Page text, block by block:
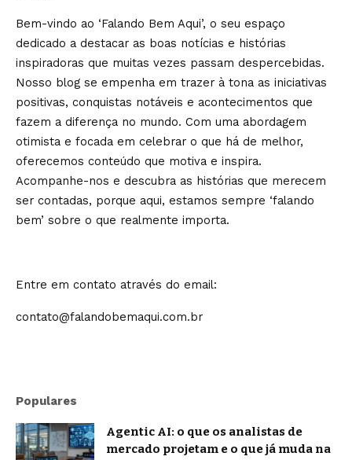
Bem-vindo ao ‘Falando Bem Aqui’, o seu espaço
dedicado a destacar as boas notícias e histórias
inspiradoras que muitas vezes passam despercebidas.
Nosso blog se empenha em trazer à tona as iniciativas
positivas, conquistas notáveis e acontecimentos que
fazem a diferença no mundo. Com uma abordagem
otimista e focada em celebrar o que há de melhor,
oferecemos conteúdo que motiva e inspira.
Acompanhe-nos e descubra as histórias que merecem
ser contadas, porque aqui, estamos sempre ‘falando
bem’ sobre o que realmente importa.
Entre em contato através do email:
contato@falandobemaqui.com.br
Populares
Agentic AI: o que os analistas de
mercado projetam e o que já muda na